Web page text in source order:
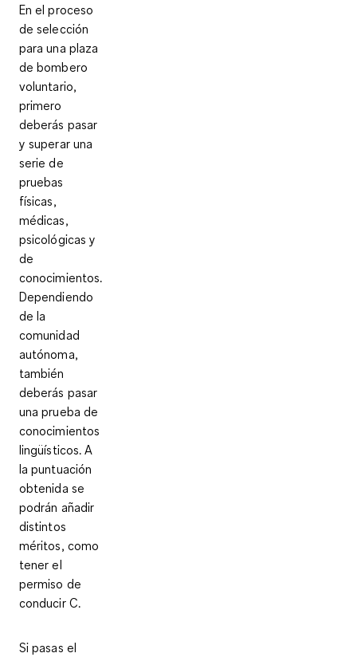
En el proceso
de selección
para una plaza
de bombero
voluntario,
primero
deberás pasar
y superar una
serie de
pruebas
físicas,
médicas,
psicológicas y
de
conocimientos.
Dependiendo
de la
comunidad
autónoma,
también
deberás pasar
una prueba de
conocimientos
lingüísticos. A
la puntuación
obtenida se
podrán añadir
distintos
méritos, como
tener el
permiso de
conducir C.
Si pasas el